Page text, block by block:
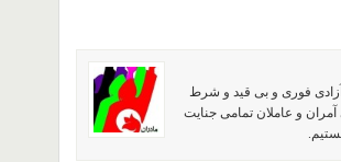
آزادی فوری و بی قید و شرط
و عاملان تمامی جنایت